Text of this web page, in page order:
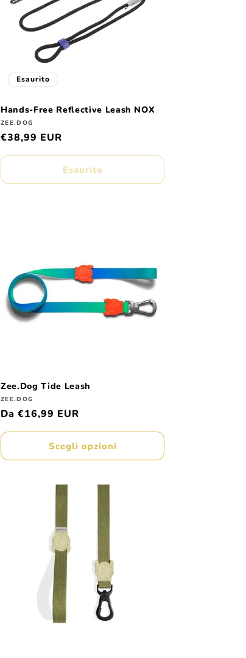
r
a
a
Esaurito
Hands-Free Reflective Leash NOX
Produttore:
ZEE.DOG
Prezzo
di
€38,99 EUR
Esaurito
Zee.Dog Tide Leash
Produttore:
ZEE.DOG
Prezzo
di
Da €16,99 EUR
Scegli opzioni